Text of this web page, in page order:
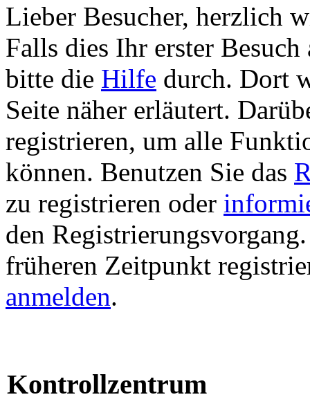
Lieber Besucher, herzlich
Falls dies Ihr erster
bitte die Hilfe durch. Dort
Seite näher erläutert.
registrieren, um alle
können. Benutzen Sie das
zu registrieren oder
den
früheren Zeitpunkt
anmelden.
Kontrollzentrum